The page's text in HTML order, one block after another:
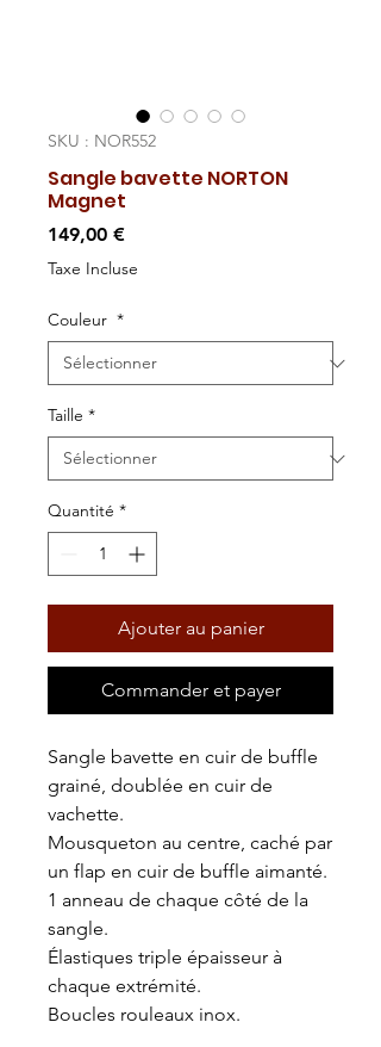
SKU : NOR552
Sangle bavette NORTON
Magnet
149,00 €Prix
Taxe Incluse
Couleur *
Taille *
Quantité *
Ajouter au panier
Commander et payer
Sangle bavette en cuir de buffle
grainé, doublée en cuir de
vachette.
Mousqueton au centre, caché par
un flap en cuir de buffle aimanté.
1 anneau de chaque côté de la
sangle.
Élastiques triple épaisseur à
chaque extrémité.
Boucles rouleaux inox.